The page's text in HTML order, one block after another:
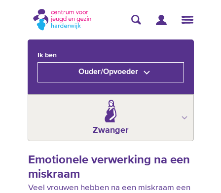
Ik ben
Ouder/Opvoeder
Zwanger
Emotionele verwerking na een
miskraam
Veel vrouwen hebben na een miskraam een